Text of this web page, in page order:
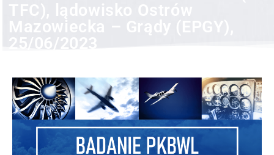
TFC), lądowisko Ostrów
Mazowiecka – Grądy (EPGY),
25/06/2023